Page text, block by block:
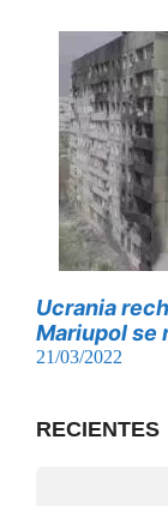
Ucrania
Mariupol se
21/03/2022
RECIENTES